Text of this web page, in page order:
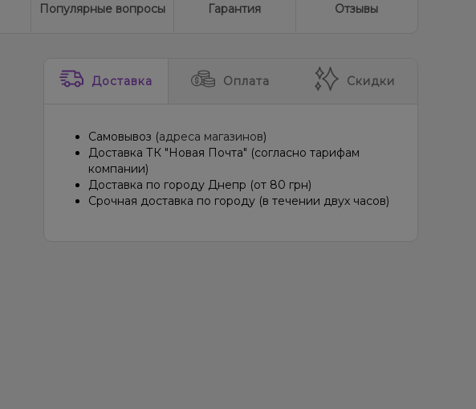
Популярные вопросы Гарантия Отзывы
Доставка Оплата Скидки
Самовывоз (адреса магазинов)
Доставка ТК "Новая Почта" (согласно тарифам
компании)
Доставка по городу Днепр (от 80 грн)
Срочная доставка по городу (в течении двух часов)